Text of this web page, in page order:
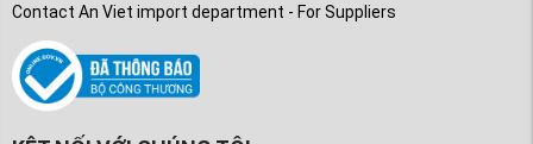
Contact An Viet import department - For Suppliers